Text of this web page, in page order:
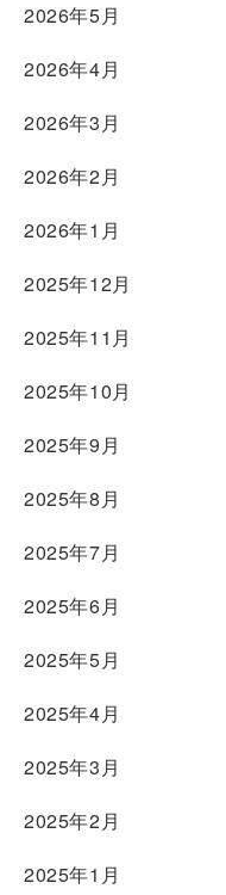
2026年5月
2026年4月
2026年3月
2026年2月
2026年1月
2025年12月
2025年11月
2025年10月
2025年9月
2025年8月
2025年7月
2025年6月
2025年5月
2025年4月
2025年3月
2025年2月
2025年1月